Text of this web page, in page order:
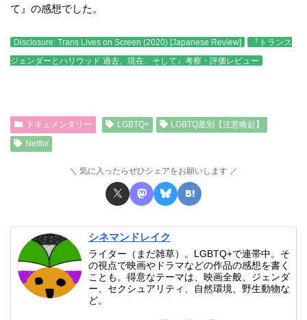
て』の感想でした。
Disclosure: Trans Lives on Screen (2020) [Japanese Review]
『トランス
ジェンダーとハリウッド 過去、現在、そして』考察・評価レビュー
ドキュメンタリー LGBTQ+
LGBTQ差別【注意喚起】
Netflix
気に入ったらぜひシェアをお願いします
シネマンドレイク
ライター（まだ雑草）。LGBTQ+で連帯中。そ
の視点で映画やドラマなどの作品の感想を書く
ことも。得意なテーマは、映画全般、ジェンダ
ー、セクシュアリティ、自然環境、野生動物な
ど。